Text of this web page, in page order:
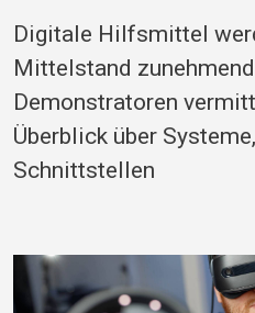
Digitale Hilfsmittel
Mittelstand
Demonstratoren
Überblick über
Schnittstellen